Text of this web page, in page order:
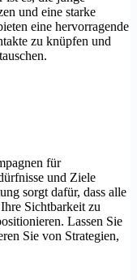
und eine starke
eine hervorragende
zu knüpfen und
für
und Ziele
sorgt dafür, dass alle
Sichtbarkeit zu
Lassen Sie
Sie von Strategien,